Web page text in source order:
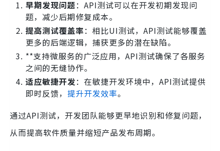
早期发现问题：API测试可以在开发初期发现问
题，减少后期修复成本。
提高测试覆盖率：相比UI测试，API测试能够覆盖
更多的后端逻辑，捕获更多的潜在缺陷。
**支持微服务的广泛应用，API测试确保了各服务
之间的无缝协作。
适应敏捷开发：在敏捷开发环境中，API测试提供
即时反馈， 提升开发效率。
通过API测试，开发团队能够更早地识别和修复问题，
从而提高软件质量并缩短产品发布周期。